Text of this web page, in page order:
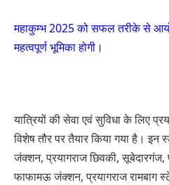
महाकुम्भ 2025 को सफल तरीके से
महत्वपूर्ण भूमिका होगी।
यात्रियों की सेवा एवं सुविधा के लिए
विशेष तौर पर तैयार किया गया है। इन
जंक्शन, प्रयागराज छिवकी,
फाफामऊ जंक्शन, प्रयागराज रामबाग